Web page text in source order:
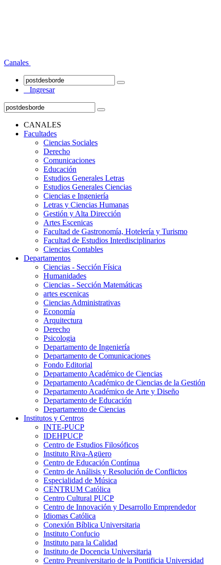
Canales
Ingresar
CANALES
Facultades
Ciencias Sociales
Derecho
Comunicaciones
Educación
Estudios Generales Letras
Estudios Generales Ciencias
Ciencias e Ingeniería
Letras y Ciencias Humanas
Gestión y Alta Dirección
Artes Escenicas
Facultad de Gastronomía, Hotelería y Turismo
Facultad de Estudios Interdisciplinarios
Ciencias Contables
Departamentos
Ciencias - Sección Física
Humanidades
Ciencias - Sección Matemáticas
artes escenicas
Ciencias Administrativas
Economía
Arquitectura
Derecho
Psicologia
Departamento de Ingeniería
Departamento de Comunicaciones
Fondo Editorial
Departamento Académico de Ciencias
Departamento Académico de Ciencias de la Gestión
Departamento Académico de Arte y Diseño
Departamento de Educación
Departamento de Ciencias
Institutos y Centros
INTE-PUCP
IDEHPUCP
Centro de Estudios Filosóficos
Instituto Riva-Agüero
Centro de Educación Contínua
Centro de Análisis y Resolución de Conflictos
Especialidad de Música
CENTRUM Católica
Centro Cultural PUCP
Centro de Innovación y Desarrollo Emprendedor
Idiomas Católica
Conexión Bíblica Universitaria
Instituto Confucio
Instituto para la Calidad
Instituto de Docencia Universitaria
Centro Preuniversitario de la Pontificia Universidad